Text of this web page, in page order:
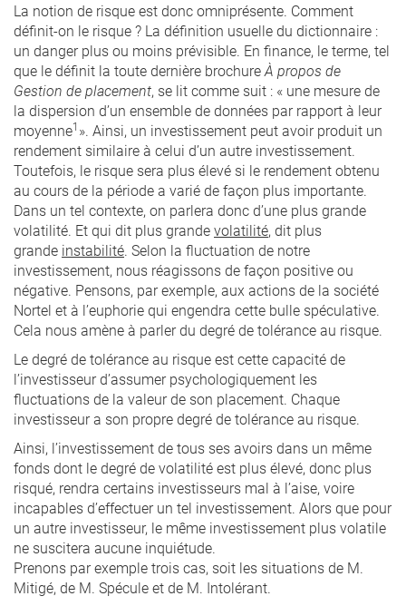
La notion de risque est donc omniprésente. Comment
définit-on le risque ? La définition usuelle du dictionnaire :
un danger plus ou moins prévisible. En finance, le terme, tel
que le définit la toute dernière brochureÀ propos de
Gestion de placement, se lit comme suit : « une mesure de
la dispersion d’un ensemble de données par rapport à leur
moyenne1 ». Ainsi, un investissement peut avoir produit un
rendement similaire à celui d’un autre investissement.
Toutefois, le risque sera plus élevé si le rendement obtenu
au cours de la période a varié de façon plus importante.
Dans un tel contexte, on parlera donc d’une plus grande
volatilité. Et qui dit plus grandevolatilité, dit plus
grande instabilité. Selon la fluctuation de notre
investissement, nous réagissons de façon positive ou
négative. Pensons, par exemple, aux actions de la société
Nortel et à l’euphorie qui engendra cette bulle spéculative.
Cela nous amène à parler du degré de tolérance au risque.
Le degré de tolérance au risque est cette capacité de
l’investisseur d’assumer psychologiquement les
fluctuations de la valeur de son placement. Chaque
investisseur a son propre degré de tolérance au risque.
Ainsi, l’investissement de tous ses avoirs dans un même
fonds dont le degré de volatilité est plus élevé, donc plus
risqué, rendra certains investisseurs mal à l’aise, voire
incapables d’effectuer un tel investissement. Alors que pour
un autre investisseur, le même investissement plus volatile
ne suscitera aucune inquiétude.
Prenons par exemple trois cas, soit les situations de M.
Mitigé, de M. Spécule et de M. Intolérant.